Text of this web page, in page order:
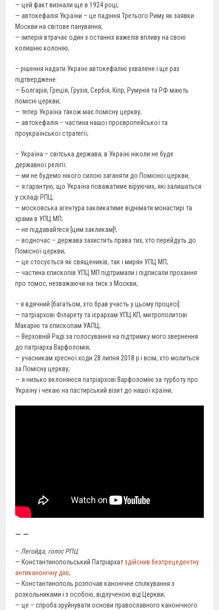
— цей факт визнали ще в 1924 році;
—автокефалія України – це падіння Третього Риму як заявки
Москви на світовепанування;
—імперія втрачаєодин з останніх важелів впливу на свою
колишню колонію;
– рішення надати Україні автокефалію ухвалене і ще раз
підтверджене:
— Болгарія, Греція, Грузія, Сербія, Кіпр, Румунія та РФ мають
помісні церкви;
— тепер Україна також має помісну церкву;
—автокефалія – частина нашої проєвропейської та
проукраїнської стратегії;
– Україна – світська держава;в Україні ніколи не буде
державної релігії:
— ми не будемо нікого силою заганяти до Помісної церкви;
— я гарантую, що Україна поважатиме віруючих, які залишаться
у складі РПЦ;
— московська агентура закликатиме віднімати монастирі та
храми в УПЦ МП;
— не піддавайтеся [цим закликам]!;
— водночас – держава захистить права тих, хто перейдуть до
Помісної церкви;
— це стосується як священиків, так і мирян УПЦ МП;
— частина єпископів УПЦ МП підтримали і підписали прохання
про томос, незважаючи на тиск з Москви;
– явдячний [багатьом, хто брав участь у цьому процесі]:
—патріархові Філарету та ієрархам УПЦ КП, митрополитові
Макарію та єпископам УАПЦ;
— Верховній Раді за голосування на підтримку мого звернення
до патріарха Варфоломія;
— учасникамхресної ходи 28 липня 2018 р і всім, хто молиться
за Помісну церкву;
— я низьковклоняюся патріархові Варфоломію за турботу про
Україну і чекаю на пастирськийвізит до нашоїкраїни;
– –
–Легойда, голос РПЦ:
— Константинопольський Патріархатздійснив безпрецедентну
антиканонічну дію;
— Константинополь розпочав канонічне спілкування з
розкольниками і з особою,відлученою від Церкви;
— це –спроба зруйнувати основи православного канонічного